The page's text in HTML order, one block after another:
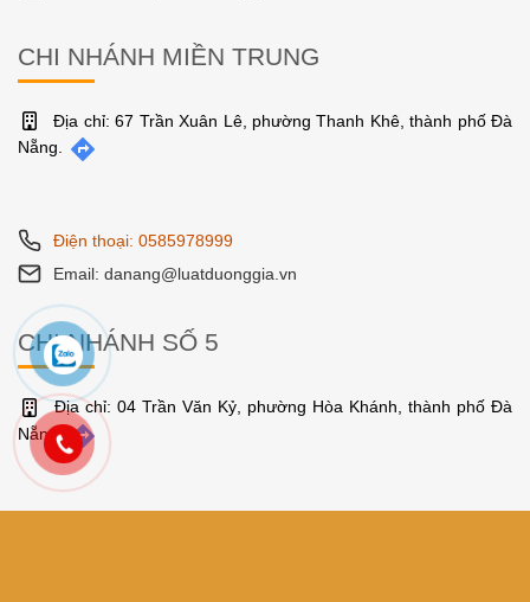
CHI NHÁNH MIỀN TRUNG
Địa chỉ: 67 Trần Xuân Lê, phường Thanh Khê, thành phố Đà
Nẵng.
Điện thoại: 0585978999
Email: danang@luatduonggia.vn
CHI NHÁNH SỐ 5
Địa chỉ: 04 Trần Văn Kỷ, phường Hòa Khánh, thành phố Đà
Nẵng.